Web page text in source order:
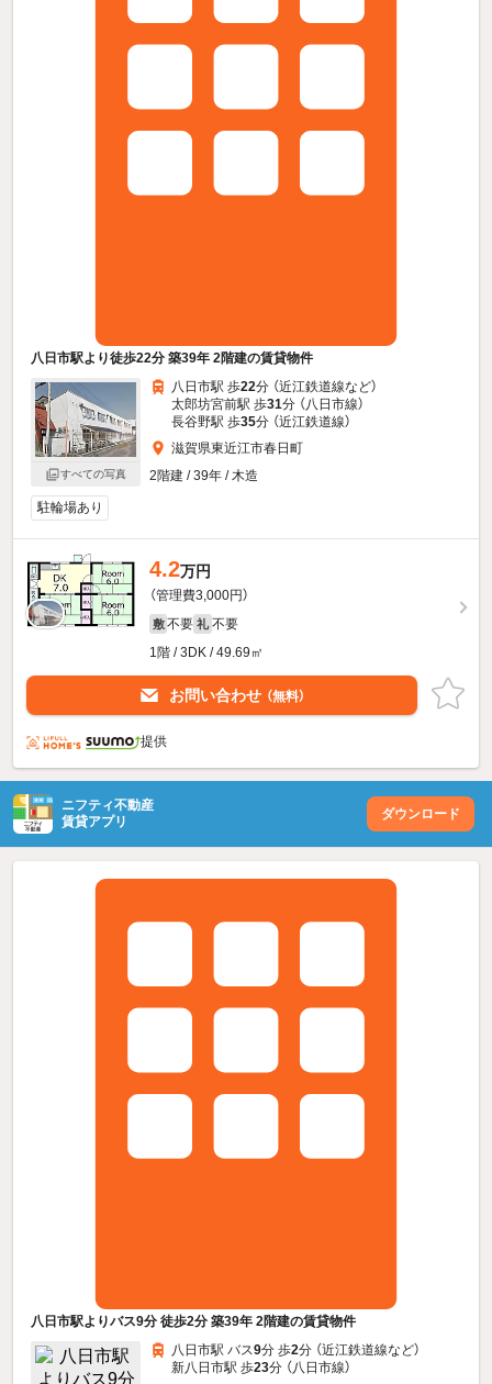
八日市駅より徒歩22分 築39年 2階建の賃貸物件
すべての写真
八日市駅 歩22分 （近江鉄道線など）
太郎坊宮前駅 歩31分 （八日市線）
長谷野駅 歩35分 （近江鉄道線）
滋賀県東近江市春日町
2階建 / 39年 / 木造
駐輪場あり
4.2万円
（管理費3,000円）
敷 不要 礼 不要
1階 / 3DK / 49.69㎡
お問い合わせ （無料）
提供
ニフティ不動産
賃貸アプリ
ダウンロード
八日市駅よりバス9分 徒歩2分 築39年 2階建の賃貸物件
八日市駅 バス9分 歩2分 （近江鉄道線など）
新八日市駅 歩23分 （八日市線）